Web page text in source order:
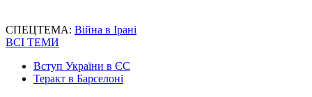
СПЕЦТЕМА: Війна в Ірані
ВСІ ТЕМИ
Вступ України в ЄС
Теракт в Барселоні